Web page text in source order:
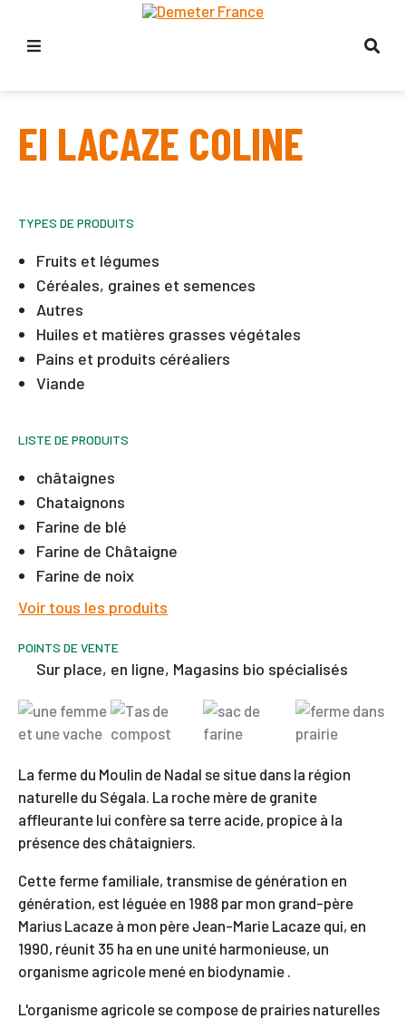
EI LACAZE COLINE
TYPES DE PRODUITS
Fruits et légumes
Céréales, graines et semences
Autres
Huiles et matières grasses végétales
Pains et produits céréaliers
Viande
LISTE DE PRODUITS
châtaignes
Chataignons
Farine de blé
Farine de Châtaigne
Farine de noix
Voir tous les produits
POINTS DE VENTE
sur place, en ligne, Magasins bio spécialisés
La ferme du Moulin de Nadal se situe dans la région
naturelle du Ségala. La roche mère de granite
affleurante lui confère sa terre acide, propice à la
présence des châtaigniers.
Cette ferme familiale, transmise de génération en
génération, est léguée en 1988 par mon grand-père
Marius Lacaze à mon père Jean-Marie Lacaze qui, en
1990, réunit 35 ha en une unité harmonieuse, un
organisme agricole mené en biodynamie .
L'organisme agricole se compose de prairies naturelles